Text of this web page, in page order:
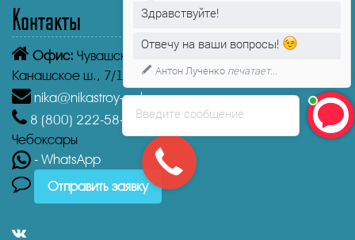
Контакты
Офис: Чувашская Республика,
Чебоксары
Канашское ш., 7/1
nika@nikastroy-msk.ru
8 (800) 222-58-30 Звонок бесплатный из г.
Чебоксары
- WhatsApp
Отправить заявку
Введите сообщение
Здравствуйте!
Отвечу на ваши вопросы!
Антон Лученко печатает...